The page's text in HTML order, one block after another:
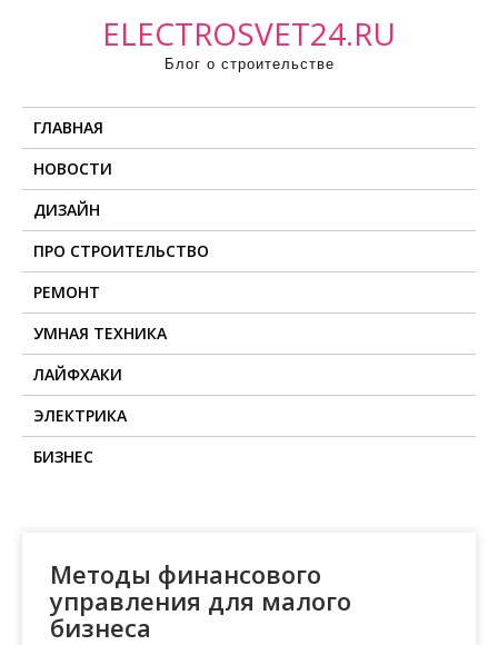
ELECTROSVET24.RU
Блог о строительстве
ГЛАВНАЯ
НОВОСТИ
ДИЗАЙН
ПРО СТРОИТЕЛЬСТВО
РЕМОНТ
УМНАЯ ТЕХНИКА
ЛАЙФХАКИ
ЭЛЕКТРИКА
БИЗНЕС
Методы финансового
управления для малого
бизнеса